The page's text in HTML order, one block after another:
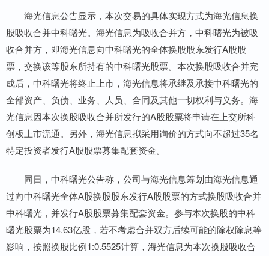
海光信息公告显示，本次交易的具体实现方式为海光信息换
股吸收合并中科曙光。海光信息为吸收合并方，中科曙光为被吸
收合并方，即海光信息向中科曙光的全体换股股东发行A股股
票，交换该等股东所持有的中科曙光股票。本次换股吸收合并完
成后，中科曙光将终止上市，海光信息将承继及承接中科曙光的
全部资产、负债、业务、人员、合同及其他一切权利与义务。海
光信息因本次换股吸收合并所发行的A股股票将申请在上交所科
创板上市流通。另外，海光信息拟采用询价的方式向不超过35名
特定投资者发行A股股票募集配套资金。
同日，中科曙光公告称，公司与海光信息筹划由海光信息通
过向中科曙光全体A股换股股东发行A股股票的方式换股吸收合并
中科曙光，并发行A股股票募集配套资金。参与本次换股的中科
曙光股票为14.63亿股，若不考虑合并双方后续可能的除权除息等
影响，按照换股比例1:0.5525计算，海光信息为本次换股吸收合